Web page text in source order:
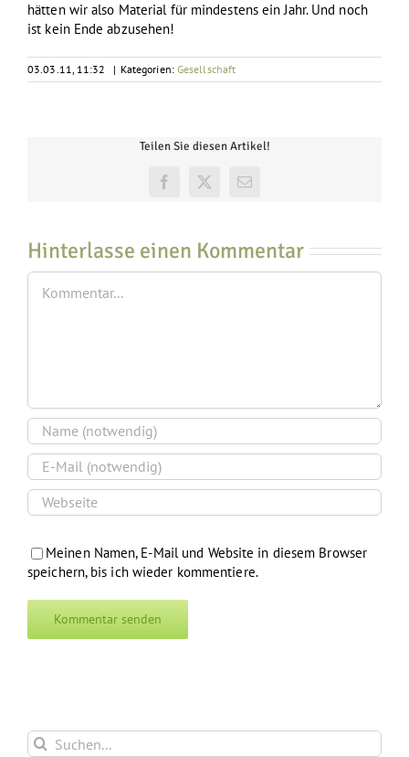
hätten wir also Material für mindestens ein Jahr. Und noch
ist kein Ende abzusehen!
03.03.11, 11:32 | Kategorien: Gesellschaft
Teilen Sie diesen Artikel!
Facebook
X
E-
Hinterlasse einen Kommentar
Kommentar
Meinen Namen, E-Mail und Website in diesem Browser
speichern, bis ich wieder kommentiere.
Suche